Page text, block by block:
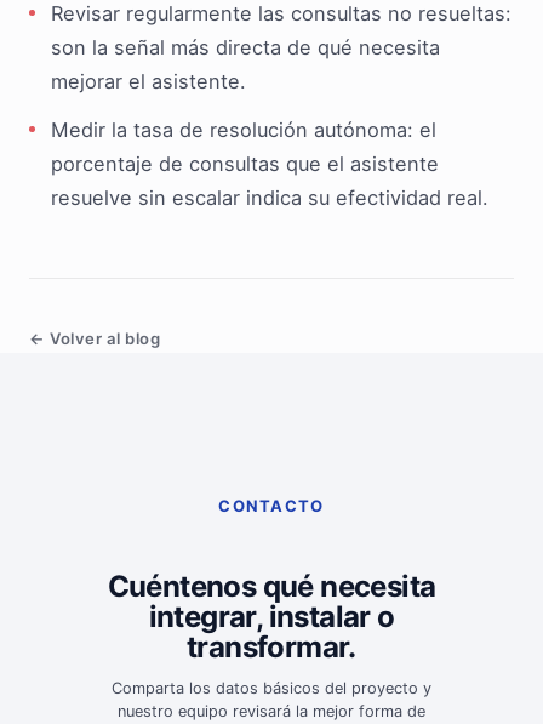
Revisar regularmente las consultas no resueltas:
son la señal más directa de qué necesita
mejorar el asistente.
Medir la tasa de resolución autónoma: el
porcentaje de consultas que el asistente
resuelve sin escalar indica su efectividad real.
← Volver al blog
CONTACTO
Cuéntenos qué necesita
integrar, instalar o
transformar.
Comparta los datos básicos del proyecto y
nuestro equipo revisará la mejor forma de